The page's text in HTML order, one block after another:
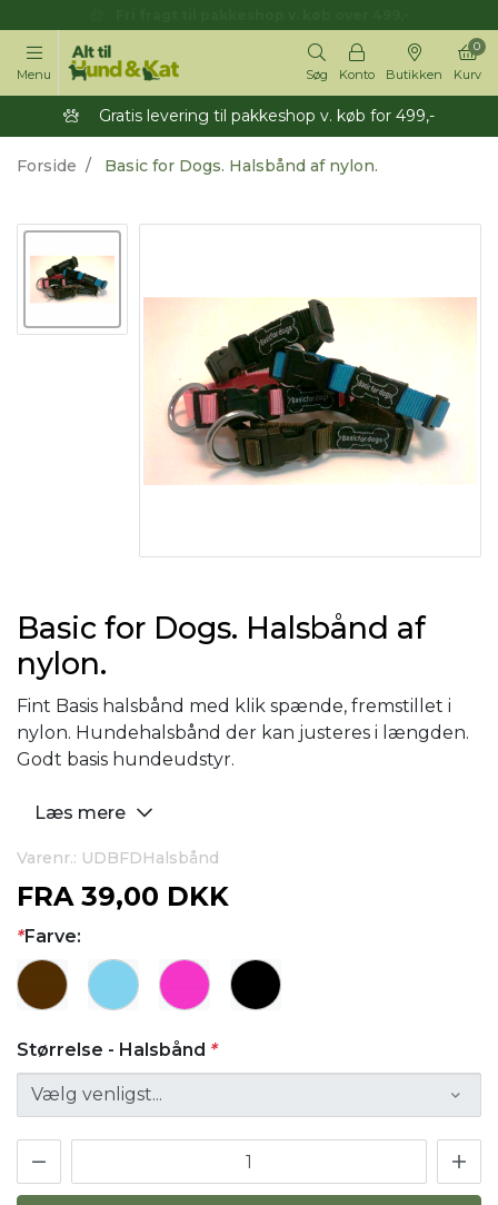
Menu Søg Konto Butikken Kurv
0
Gratis levering til pakkeshop v. køb for 499,-
Forside Basic for Dogs. Halsbånd af nylon.
Basic for Dogs. Halsbånd af
nylon.
Fint Basis halsbånd med klik spænde, fremstillet i
nylon. Hundehalsbånd der kan justeres i længden.
Godt basis hundeudstyr.
Læs mere
Varenr.: UDBFDHalsbånd
FRA 39,00 DKK
*Farve:
Størrelse - Halsbånd *